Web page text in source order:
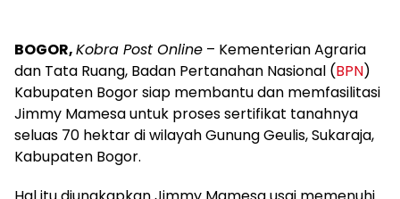
BOGOR,Kobra Post Online – Kementerian Agraria
dan Tata Ruang, Badan Pertanahan Nasional (BPN)
Kabupaten Bogor siap membantu dan memfasilitasi
Jimmy Mamesa untuk proses sertifikat tanahnya
seluas 70 hektar di wilayah Gunung Geulis, Sukaraja,
Kabupaten Bogor.